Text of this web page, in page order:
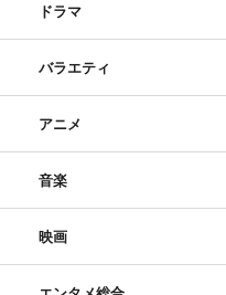
ドラマ
バラエティ
アニメ
音楽
映画